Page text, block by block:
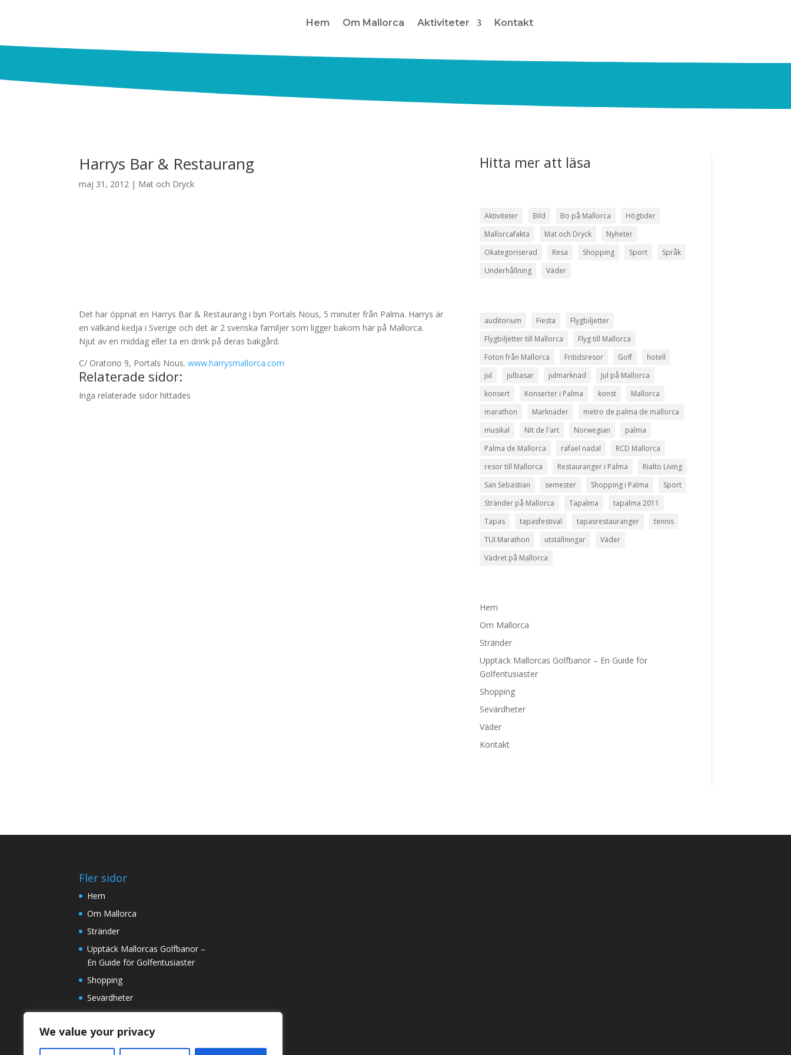
We value your privacy
Hem Om Mallorca Aktiviteter Kontakt
Harrys Bar & Restaurang
maj 31, 2012 | Mat och Dryck
Det har öppnat en Harrys Bar & Restaurang i byn Portals Nous, 5 minuter från Palma. Harrys är
en välkänd kedja i Sverige och det är 2 svenska familjer som ligger bakom här på Mallorca.
Njut av en middag eller ta en drink på deras bakgård.
C/ Oratorio 9, Portals Nous.www.harrysmallorca.com
Relaterade sidor:
Inga relaterade sidor hittades
Hitta mer att läsa
Aktiviteter Bild Bo på Mallorca
Högtider
Mallorcafakta
Mat och Dryck
Nyheter
Okategoriserad
Resa Shopping Sport
Språk
Underhållning
Väder
auditorium Fiesta
Flygbiljetter
Flygbiljetter till Mallorca
Flyg till Mallorca
Foton från Mallorca
Fritidsresor Golf
hotell
jul
julbasar julmarknad
Jul på Mallorca
konsert
Konserter i Palma konst
Mallorca
marathon
Marknader
metro de palma de mallorca
musikal
Nit de l'art Norwegian
palma
Palma de Mallorca
rafael nadal
RCD Mallorca
resor till Mallorca
Restauranger i Palma
Rialto Living
San Sebastian
semester Shopping i Palma
Sport
Stränder på Mallorca
Tapalma
tapalma 2011
Tapas
tapasfestival tapasrestauranger
tennis
TUI Marathon
utställningar
Väder
Vädret på Mallorca
Hem
Om Mallorca
Stränder
Upptäck Mallorcas Golfbanor – En Guide för
Golfentusiaster
Shopping
Sevärdheter
Väder
Kontakt
Fler sidor
Hem
Om Mallorca
Stränder
Upptäck Mallorcas Golfbanor –
En Guide för Golfentusiaster
Shopping
Sevärdheter
Väder
Kontakt